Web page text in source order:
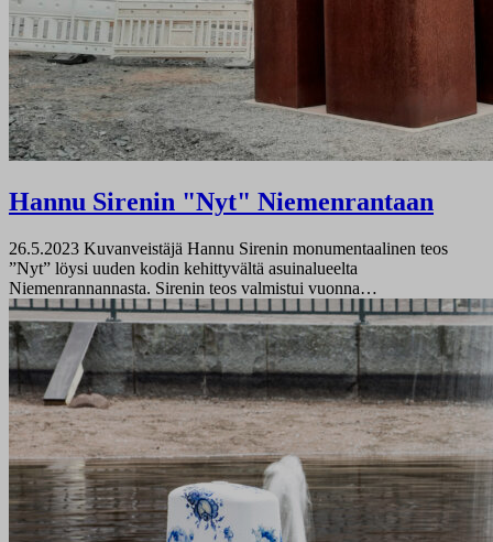
Hannu Sirenin "Nyt" Niemenrantaan
26.5.2023 Kuvanveistäjä Hannu Sirenin monumentaalinen teos
”Nyt” löysi uuden kodin kehittyvältä asuinalueelta
Niemenrannannasta. Sirenin teos valmistui vuonna…